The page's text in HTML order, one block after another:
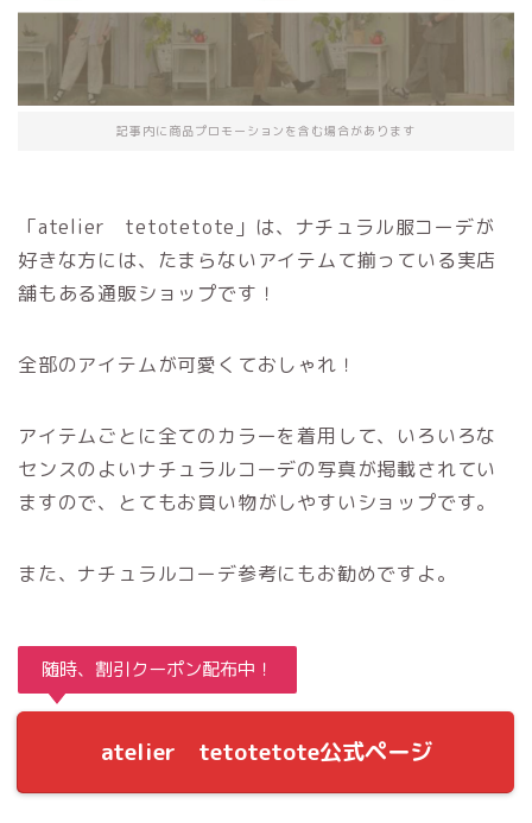
記事内に商品プロモーションを含む場合があります
「atelier tetotetote」は、ナチュラル服コーデが
好きな方には、たまらないアイテムて揃っている実店
舗もある通販ショップです！
全部のアイテムが可愛くておしゃれ！
アイテムごとに全てのカラーを着用して、いろいろな
センスのよいナチュラルコーデの写真が掲載されてい
ますので、とてもお買い物がしやすいショップです。
また、ナチュラルコーデ参考にもお勧めですよ。
随時、割引クーポン配布中！
atelier tetotetote公式ページ